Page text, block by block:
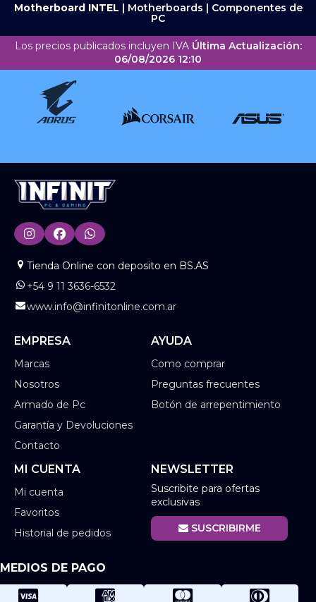
Motherboard INTEL | Motherboards | Componentes de
PC
Los precios publicados incluyen IVA Última Actualización:
06/08/2026 12:10
Tienda Online con deposito en BS.AS
+54 9 11 3636-6532
www.info@infinitonline.com.ar
EMPRESA
Marcas
Nosotros
Armado de Pc
Garantía y Devoluciones
Contacto
AYUDA
Como comprar
Preguntas frecuentes
Botón de arrepentimiento
MI CUENTA
Mi cuenta
Favoritos
Historial de pedidos
NEWSLETTER
Suscribite para ofertas
exclusivas
SUSCRIBIRME
MEDIOS DE PAGO